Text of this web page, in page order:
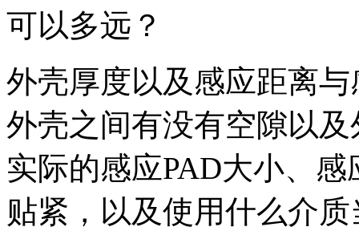
可以多远？
外壳厚度以及感应距离
外壳之间有没有空隙以
实际的感应PAD大小、
贴紧，以及使用什么介